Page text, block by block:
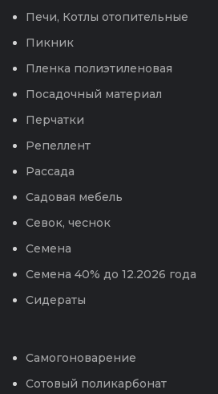
Печи, Котлы отопительные
Пикник
Пленка полиэтиленовая
Посадочный материал
Перчатки
Репеллент
Рассада
Садовая мебель
Севок, чеснок
Семена
Семена 40% до 12.2026 года
Сидераты
Самогоноварение
Сотовый поликарбонат